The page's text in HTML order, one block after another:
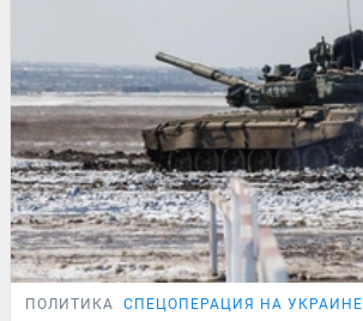
ПОЛИТИКА СПЕЦОПЕРАЦИЯ НА УКРАИНЕ